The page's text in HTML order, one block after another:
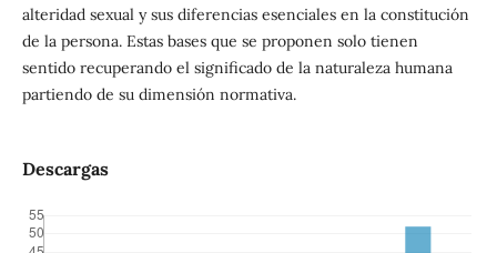
alteridad sexual y sus diferencias esenciales en la constitución
de la persona. Estas bases que se proponen solo tienen
sentido recuperando el significado de la naturaleza humana
partiendo de su dimensión normativa.
Descargas